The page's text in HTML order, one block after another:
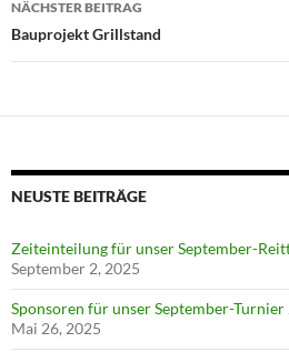
NÄCHSTER BEITRAG
Bauprojekt Grillstand
NEUSTE BEITRÄGE
Zeiteinteilung für unser September-
September 2, 2025
Sponsoren für unser September-Turnier
Mai 26, 2025